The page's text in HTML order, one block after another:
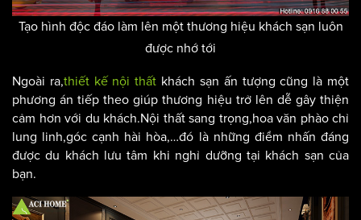
Tạo hình độc đáo làm lên một thương hiệu khách sạn luôn
được nhớ tới
Ngoài ra,thiết kế nội thất khách sạn ấn tượng cũng là một
phương án tiếp theo giúp thương hiệu trở lên dễ gây thiện
cảm hơn với du khách.Nội thất sang trọng,hoa văn phào chỉ
lung linh,góc cạnh hài hòa,…đó là những điểm nhấn đáng
được du khách lưu tâm khi nghỉ dưỡng tại khách sạn của
bạn.